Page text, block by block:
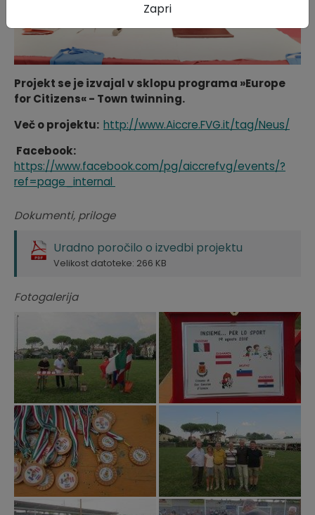
Projekt se je izvajal v sklopu programa »Europe
for Citizens« - Town twinning.
Več o projektu: http://www.Aiccre.FVG.it/tag/Neus/
Facebook:
https://www.facebook.com/pg/aiccrefvg/events/?
ref=page_internal
Dokumenti, priloge
Uradno poročilo o izvedbi projektu
Velikost datoteke: 266 KB
Fotogalerija
Zapri